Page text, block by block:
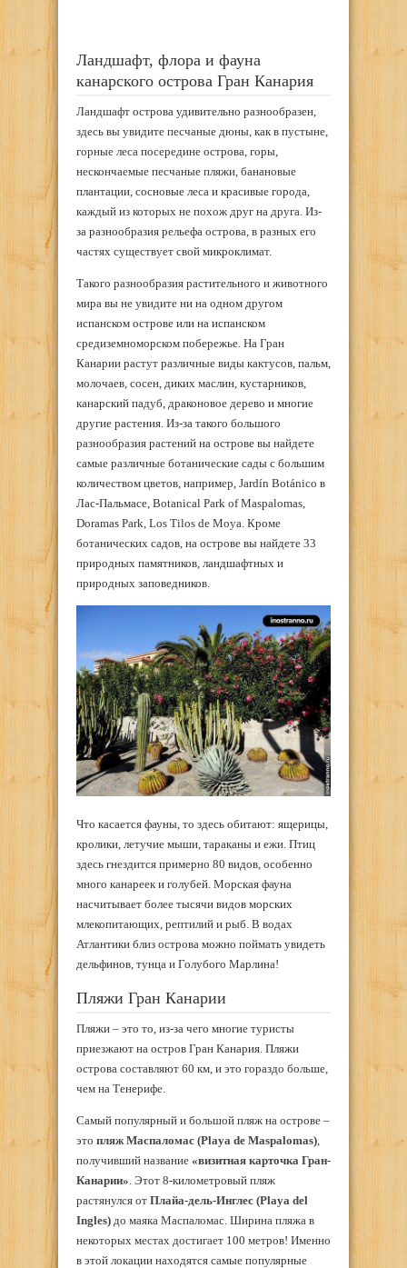
Ландшафт, флора и фауна
канарского острова Гран Канария
Ландшафт острова удивительно разнообразен,
здесь вы увидите песчаные дюны, как в пустыне,
горные леса посередине острова, горы,
нескончаемые песчаные пляжи, банановые
плантации, сосновые леса и красивые города,
каждый из которых не похож друг на друга. Из-
за разнообразия рельефа острова, в разных его
частях существует свой микроклимат.
Такого разнообразия растительного и животного
мира вы не увидите ни на одном другом
испанском острове или на испанском
средиземноморском побережье. На Гран
Канарии растут различные виды кактусов, пальм,
молочаев, сосен, диких маслин, кустарников,
канарский падуб, драконовое дерево и многие
другие растения. Из-за такого большого
разнообразия растений на острове вы найдете
самые различные ботанические сады с большим
количеством цветов, например, Jardín Botánico в
Лас-Пальмасе, Botanical Park of Maspalomas,
Doramas Park, Los Tilos de Moya. Кроме
ботанических садов, на острове вы найдете 33
природных памятников, ландшафтных и
природных заповедников.
Что касается фауны, то здесь обитают: ящерицы,
кролики, летучие мыши, тараканы и ежи. Птиц
здесь гнездится примерно 80 видов, особенно
много канареек и голубей. Морская фауна
насчитывает более тысячи видов морских
млекопитающих, рептилий и рыб. В водах
Атлантики близ острова можно поймать увидеть
дельфинов, тунца и Голубого Марлина!
Пляжи Гран Канарии
Пляжи – это то, из-за чего многие туристы
приезжают на остров Гран Канария. Пляжи
острова составляют 60 км, и это гораздо больше,
чем на Тенерифе.
Самый популярный и большой пляж на острове –
это пляж Маспаломас (Playa de Maspalomas)
получивший название «визитная карточка Гран-
Канарии» . Этот 8-километровый пляж
растянулся от Плайа-дель-Инглес (Playa del
Ingles) до маяка Маспаломас. Ширина пляжа в
некоторых местах достигает 100 метров! Именно
в этой локации находятся самые популярные